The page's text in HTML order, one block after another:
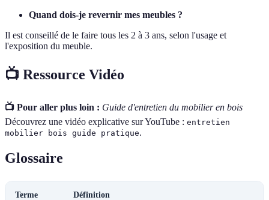
Quand dois-je revernir mes meubles ?
Il est conseillé de le faire tous les 2 à 3 ans, selon l'usage et
l'exposition du meuble.
📺 Ressource Vidéo
📺 Pour aller plus loin : Guide d'entretien du mobilier en bois
Découvrez une vidéo explicative sur YouTube : entretien
mobilier bois guide pratique.
Glossaire
Terme Définition